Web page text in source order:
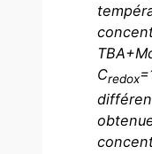
Credox